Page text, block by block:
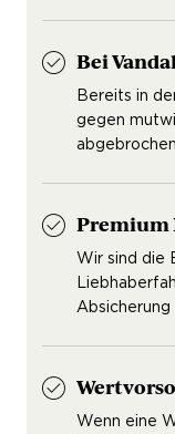
Bei
Bereits in
gegen
Premium
Wir sind die
Absicherung
Wenn eine